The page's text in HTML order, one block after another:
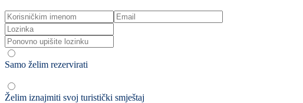
Samo želim rezervirati
Želim iznajmiti svoj turistički smještaj